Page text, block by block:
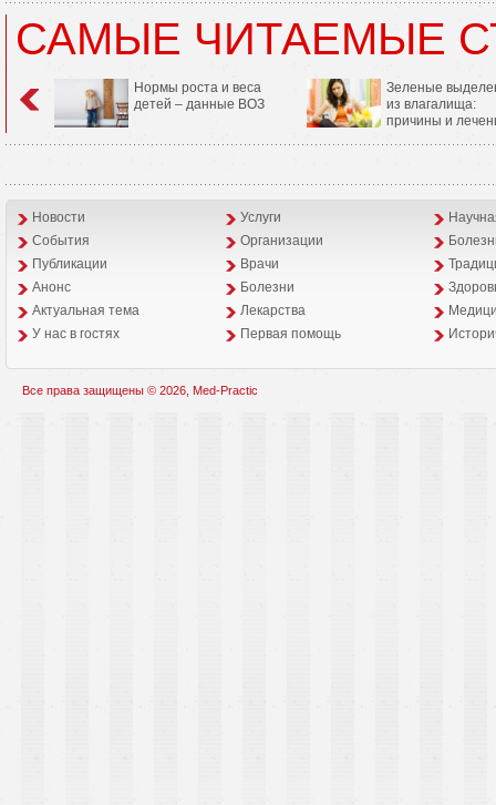
САМЫЕ ЧИТАЕМЫЕ
Нормы роста и веса
детей – данные ВОЗ
Зеленые
из влагалища:
причины и
Новости Услуги
События
Организации
Публикации
Врачи
Анонс
Болезни
Aктуальная тема
Лекарства
У нас в гостях
Первая помощь
Все права защищены © 2026, Med-Practic